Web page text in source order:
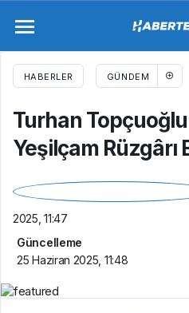
HABERLER GÜNDEM
Turhan Topçuoğlu
Yeşilçam Rüzgârı
2025, 11:47
Güncelleme
25 Haziran 2025, 11:48
Turhan Topçuoğlu
Rüzgârı Esti